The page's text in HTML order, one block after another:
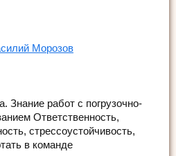
Морозов
Знание работ с погрузочно-
Ответственность,
стрессоустойчивость,
в команде